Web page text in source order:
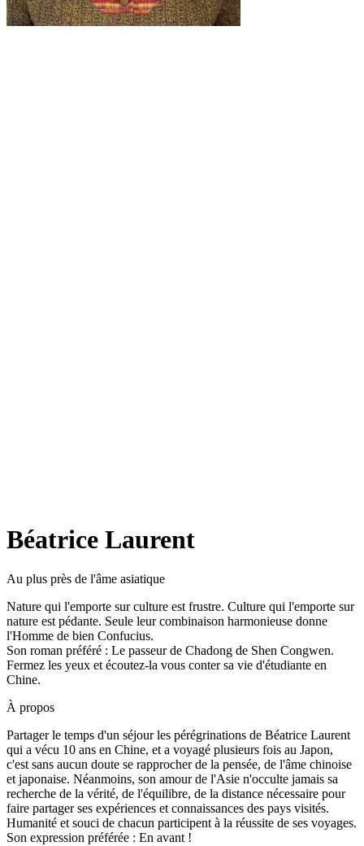
Béatrice Laurent
Au plus près de l'âme asiatique
Nature qui l'emporte sur culture est frustre. Culture qui l'emporte sur
nature est pédante. Seule leur combinaison harmonieuse donne
l'Homme de bien Confucius.
Son roman préféré : Le passeur de Chadong de Shen Congwen.
Fermez les yeux et écoutez-la vous conter sa vie d'étudiante en
Chine.
À propos
Partager le temps d'un séjour les pérégrinations de Béatrice Laurent
qui a vécu 10 ans en Chine, et a voyagé plusieurs fois au Japon,
c'est sans aucun doute se rapprocher de la pensée, de l'âme chinoise
et japonaise. Néanmoins, son amour de l'Asie n'occulte jamais sa
recherche de la vérité, de l'équilibre, de la distance nécessaire pour
faire partager ses expériences et connaissances des pays visités.
Humanité et souci de chacun participent à la réussite de ses voyages.
Son expression préférée : En avant !